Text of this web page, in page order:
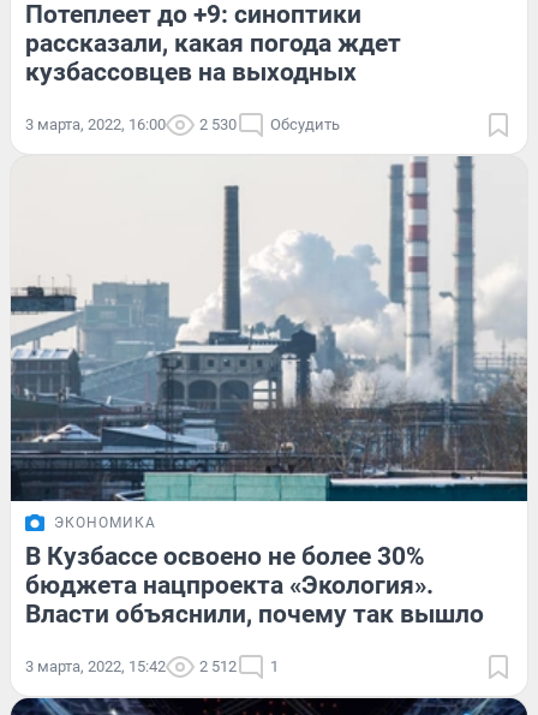
Потеплеет до +9: синоптики
рассказали, какая погода ждет
кузбассовцев на выходных
3 марта, 2022, 16:00 2 530 Обсудить
ЭКОНОМИКА
В Кузбассе освоено не более 30%
бюджета нацпроекта «Экология».
Власти объяснили, почему так вышло
3 марта, 2022, 15:42 2 512 1